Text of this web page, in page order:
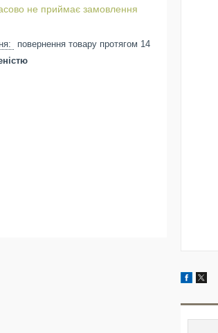
не приймає замовлення
повернення товару протягом 14